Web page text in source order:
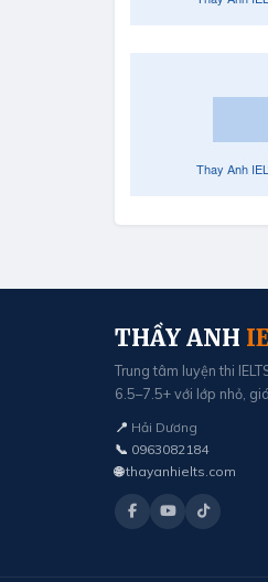
THẦY ANH
Trung tâm luyện thi
6.5–7.5+ với lớp nhỏ,
📍 Hải Dương
📞 0963082184
🌐 thayanhielts.com